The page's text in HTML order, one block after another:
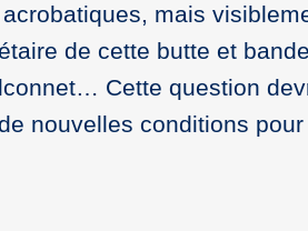
mais
de cette butte et
Cette question
nouvelles conditions